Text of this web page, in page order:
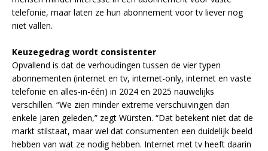
telefonie, maar laten ze hun abonnement voor tv liever nog
niet vallen.
Keuzegedrag wordt consistenter
Opvallend is dat de verhoudingen tussen de vier typen
abonnementen (internet en tv, internet-only, internet en vaste
telefonie en alles-in-één) in 2024 en 2025 nauwelijks
verschillen. “We zien minder extreme verschuivingen dan
enkele jaren geleden,” zegt Würsten. “Dat betekent niet dat de
markt stilstaat, maar wel dat consumenten een duidelijk beeld
hebben van wat ze nodig hebben. Internet met tv heeft daarin